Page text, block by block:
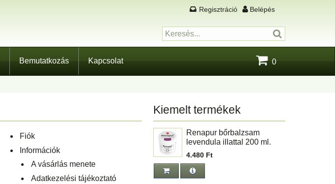
Regisztráció Belépés
Bemutatkozás Kapcsolat 0
Fiók
Információk
A vásárlás menete
Adatkezelési tájékoztató
Kiemelt termékek
Renapur bőrbalzsam
levendula illattal 200 ml.
4.480 Ft